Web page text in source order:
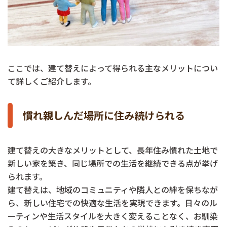
ここでは、建て替えによって得られる主なメリットについ
て詳しくご紹介します。
慣れ親しんだ場所に住み続けられる
建て替えの大きなメリットとして、長年住み慣れた土地で
新しい家を築き、同じ場所での生活を継続できる点が挙げ
られます。
建て替えは、地域のコミュニティや隣人との絆を保ちなが
ら、新しい住宅での快適な生活を実現できます。日々のル
ーティンや生活スタイルを大きく変えることなく、お馴染